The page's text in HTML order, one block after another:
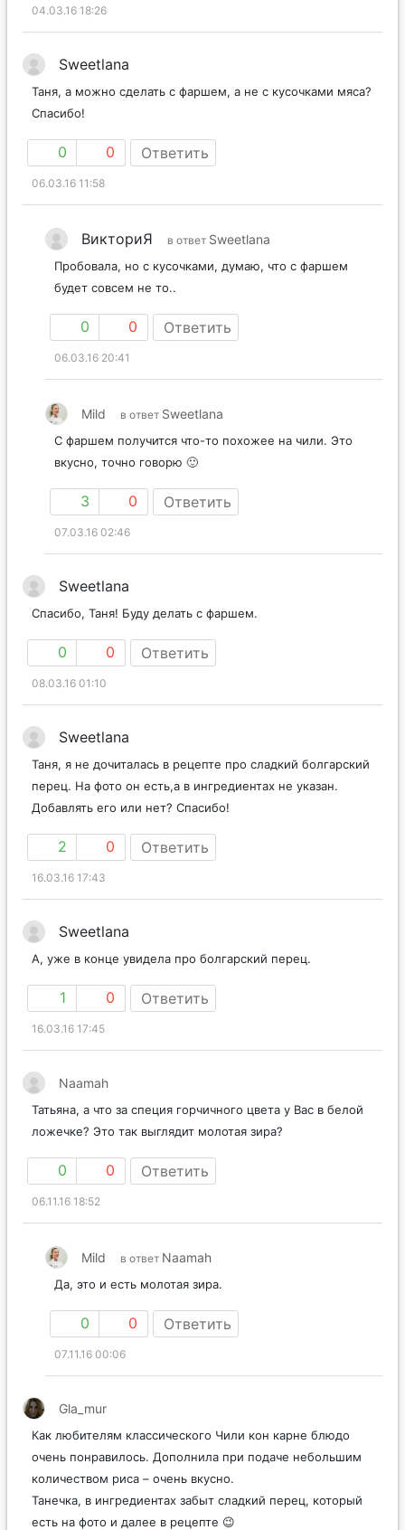
04.03.16 18:26
Sweetlana
Таня, а можно сделать с фаршем, а не с кусочками мяса?
Спасибо!
0 0 Ответить
06.03.16 11:58
ВикториЯ в ответ Sweetlana
Пробовала, но с кусочками, думаю, что с фаршем
будет совсем не то..
0 0 Ответить
06.03.16 20:41
Mild в ответ Sweetlana
С фаршем получится что-то похожее на чили. Это
вкусно, точно говорю 🙂
3 0 Ответить
07.03.16 02:46
Sweetlana
Спасибо, Таня! Буду делать с фаршем.
0 0 Ответить
08.03.16 01:10
Sweetlana
Таня, я не дочиталась в рецепте про сладкий болгарский
перец. На фото он есть,а в ингредиентах не указан.
Добавлять его или нет? Спасибо!
2 0 Ответить
16.03.16 17:43
Sweetlana
А, уже в конце увидела про болгарский перец.
1 0 Ответить
16.03.16 17:45
Naamah
Татьяна, а что за специя горчичного цвета у Вас в белой
ложечке? Это так выглядит молотая зира?
0 0 Ответить
06.11.16 18:52
Mild в ответ Naamah
Да, это и есть молотая зира.
0 0 Ответить
07.11.16 00:06
Gla_mur
Как любителям классического Чили кон карне блюдо
очень понравилось. Дополнила при подаче небольшим
количеством риса – очень вкусно.
Танечка, в ингредиентах забыт сладкий перец, который
есть на фото и далее в рецепте 😉